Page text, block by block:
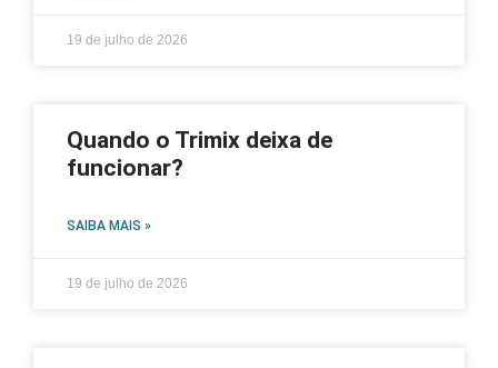
19 de julho de 2026
Quando o Trimix deixa de
funcionar?
SAIBA MAIS »
19 de julho de 2026